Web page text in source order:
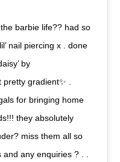
barbie life?? had so
nail piercing x . done
by
gradient✨ .
for bringing home
they absolutely
miss them all so
any enquiries ? . .